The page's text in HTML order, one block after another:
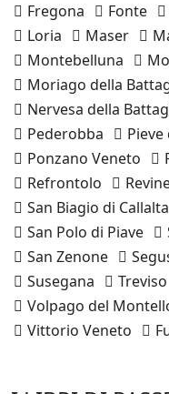
Fregona
Fonte
Loria
Maser
Montebelluna
Moriago della
Nervesa della
Pederobba
Ponzano Veneto
Refrontolo
San Biagio di Callalta
San Polo di Piave
San Zenone
Susegana
Treviso
Volpago del
Vittorio Veneto